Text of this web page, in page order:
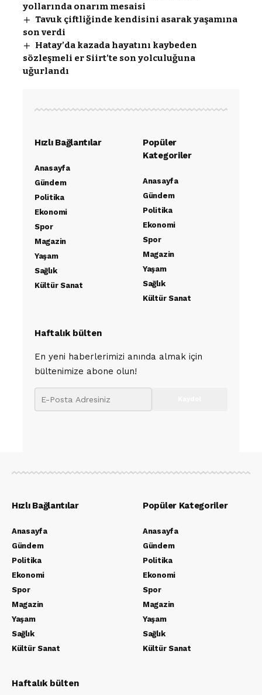
yollarında onarım mesaisi
Tavuk çiftliğinde kendisini asarak yaşamına
son verdi
Hatay’da kazada hayatını kaybeden
sözleşmeli er Siirt’te son yolculuğuna
uğurlandı
Hızlı Bağlantılar
Anasayfa
Gündem
Politika
Ekonomi
Spor
Magazin
Yaşam
Sağlık
Kültür Sanat
Popüler
Kategoriler
Anasayfa
Gündem
Politika
Ekonomi
Spor
Magazin
Yaşam
Sağlık
Kültür Sanat
Haftalık bülten
En yeni haberlerimizi anında almak için
bültenimize abone olun!
Hızlı Bağlantılar
Anasayfa
Gündem
Politika
Ekonomi
Spor
Magazin
Yaşam
Sağlık
Kültür Sanat
Popüler Kategoriler
Anasayfa
Gündem
Politika
Ekonomi
Spor
Magazin
Yaşam
Sağlık
Kültür Sanat
Haftalık bülten